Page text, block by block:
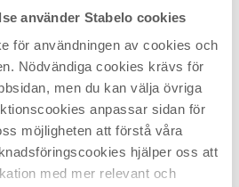
använder Stabelo cookies
för användningen av cookies och
Nödvändiga cookies krävs för
men du kan välja övriga
anpassar sidan för
möjligheten att förstå våra
hjälper oss att
med mer relevant och
1:a juni har du alltså två
ditt bolån på den gamla
din nya bostad samt ett
nycklarna för din gamla
från försäljningen. Ditt